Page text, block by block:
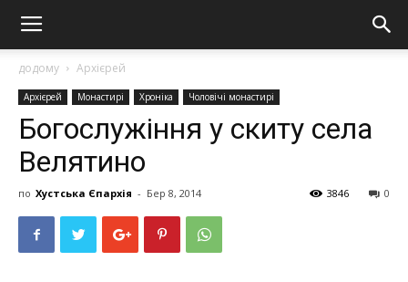
додому Архієрей
Архієрей Монастирі Хроніка Чоловічі монастирі
Богослужіння у скиту села
Велятино
по Хустська Єпархія - Бер 8, 2014 0
3846